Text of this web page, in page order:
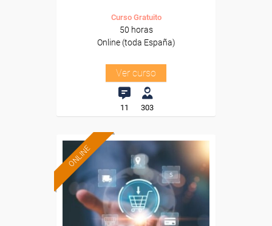
Curso Gratuito
50 horas
Online (toda España)
Ver curso
11 303
ONLINE
Formación 100%
subvencionada.
Para desempleados,
trabajadores y autónomos.